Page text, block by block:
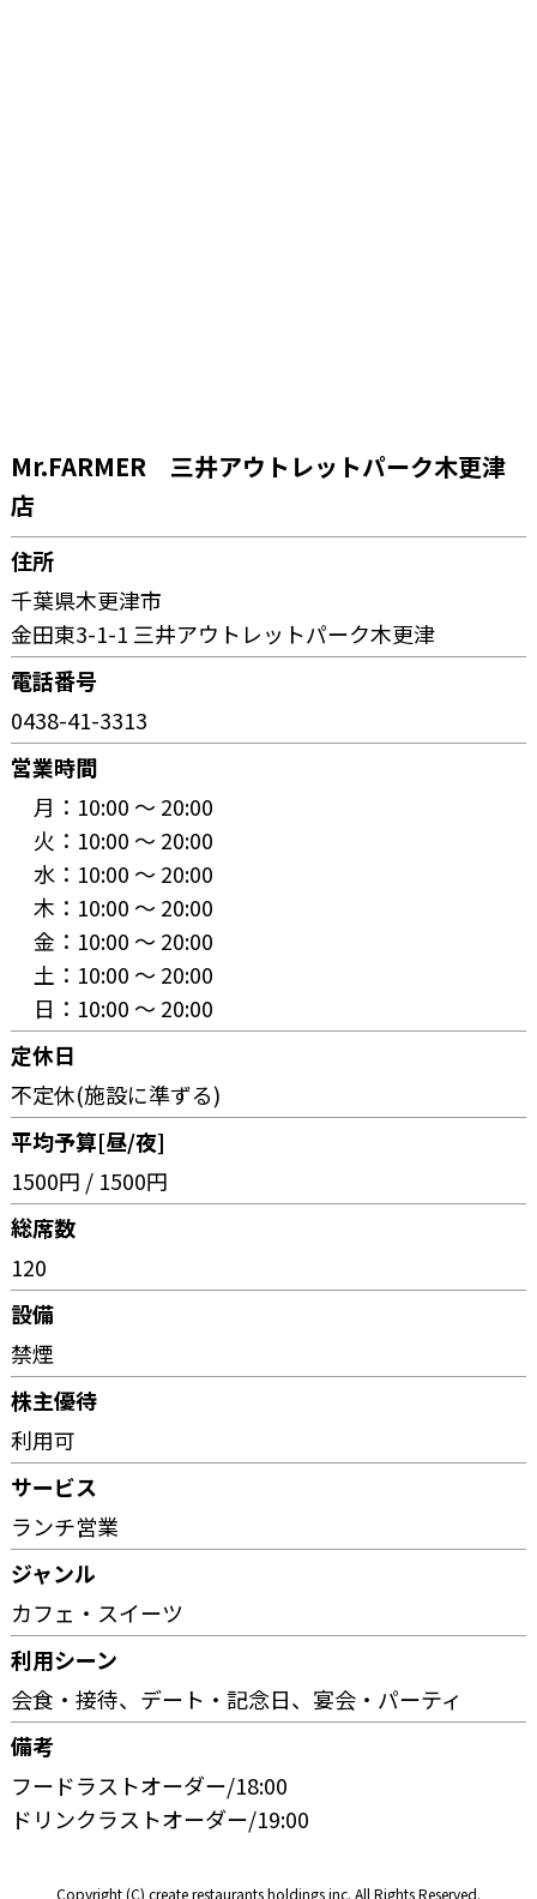
Mr.FARMER 三井アウトレットパーク木更津
店
住所
千葉県木更津市
金田東3-1-1 三井アウトレットパーク木更津
電話番号
0438-41-3313
営業時間
月： 10:00 〜 20:00
火： 10:00 〜 20:00
水： 10:00 〜 20:00
木： 10:00 〜 20:00
金： 10:00 〜 20:00
土： 10:00 〜 20:00
日： 10:00 〜 20:00
定休日
不定休(施設に準ずる)
平均予算[昼/夜]
1500円 / 1500円
総席数
120
設備
禁煙
株主優待
利用可
サービス
ランチ営業
ジャンル
カフェ・スイーツ
利用シーン
会食・接待
デート・記念日
宴会・パーティ
備考
フードラストオーダー/18:00
ドリンクラストオーダー/19:00
Copyright (C) create restaurants holdings inc. All Rights Reserved.